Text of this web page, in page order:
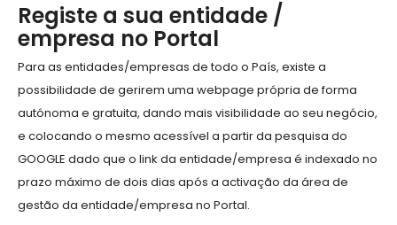
Registe a sua entidade /
empresa no Portal
Para as entidades/empresas de todo o País, existe a
possibilidade de gerirem uma webpage própria de forma
autónoma e gratuita, dando mais visibilidade ao seu negócio,
e colocando o mesmo acessível a partir da pesquisa do
GOOGLE dado que o link da entidade/empresa é indexado no
prazo máximo de dois dias após a activação da área de
gestão da entidade/empresa no Portal.